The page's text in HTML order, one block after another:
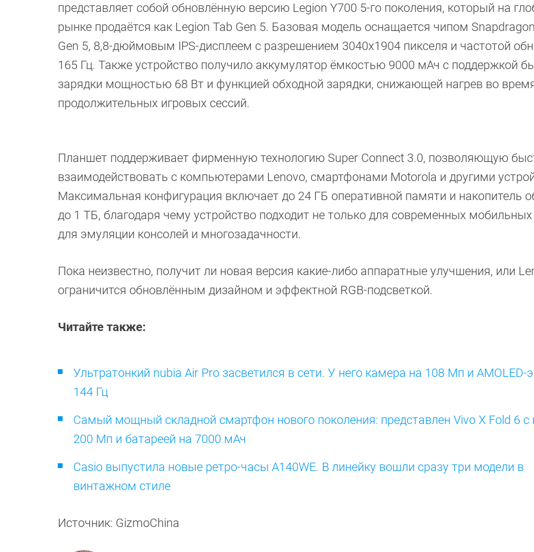
представляет собой обновлённую версию Legion Y700 5-го поколения, который на
рынке продаётся как Legion Tab Gen 5. Базовая модель оснащается чипом
Gen 5, 8,8-дюймовым IPS-дисплеем с разрешением 3040х1904 пикселя и частотой
165 Гц. Также устройство получило аккумулятор ёмкостью 9000 мАч с поддержкой
зарядки мощностью 68 Вт и функцией обходной зарядки, снижающей нагрев во
продолжительных игровых сессий.
Планшет поддерживает фирменную технологию Super Connect 3.0, позволяющую
взаимодействовать с компьютерами Lenovo, смартфонами Motorola и другими
Максимальная конфигурация включает до 24 ГБ оперативной памяти и накопитель
до 1 ТБ, благодаря чему устройство подходит не только для современных мобильных
для эмуляции консолей и многозадачности.
Пока неизвестно, получит ли новая версия какие-либо аппаратные улучшения, или
ограничится обновлённым дизайном и эффектной RGB-подсветкой.
Читайте также:
Ультратонкий nubia Air Pro засветился в сети. У него камера на 108 Мп и AMOLED-
144 Гц
Самый мощный складной смартфон нового поколения: представлен Vivo X Fold 6 с
200 Мп и батареей на 7000 мАч
Casio выпустила новые ретро-часы A140WE. В линейку вошли сразу три модели в
винтажном стиле
Источник: GizmoChina